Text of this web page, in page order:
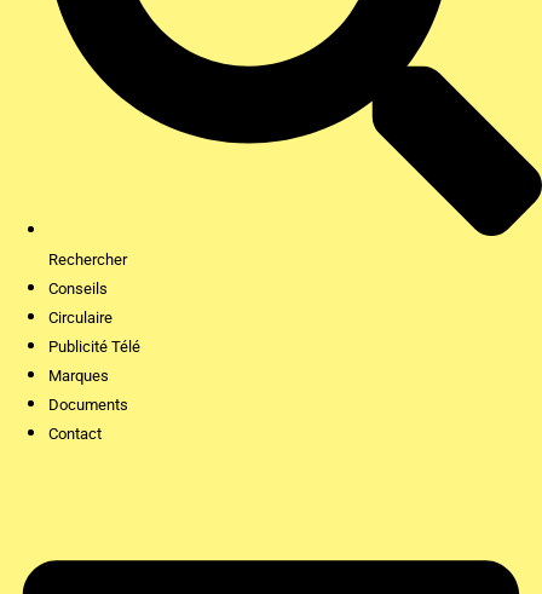
Rechercher
Conseils
Circulaire
Publicité Télé
Marques
Documents
Contact